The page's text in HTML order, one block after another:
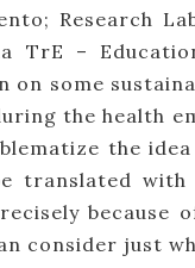
Research
TrE –
some
the health
the
translated
because
consider just